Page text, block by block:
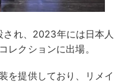
れ、2023年には日本人
レクションに出場。
を提供しており、リメイ